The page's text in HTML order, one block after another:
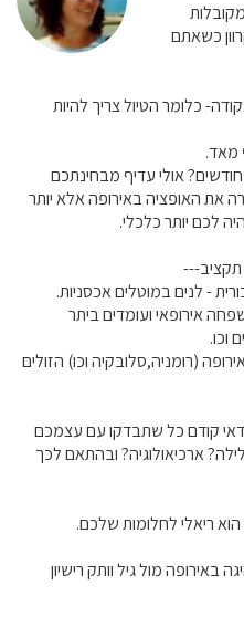
כשאתם
כלומר הטיול צריך להיות
אולי עדיף מבחינתכם
את האופציה באירופה אלא יותר
לכם יותר כלכלי.
תקציב---
- לנים במוטלים אכסניות.
אירופאי ועומדים ביתר
וכו.
(רומניה,סלובקיה וכו) הזולים
קודם כל שתבדקו עם עצמכם
ארכיאולוגיה? ובהתאם לכך
ריאלי לחלומות שלכם.
מול גיל וותק רישיון